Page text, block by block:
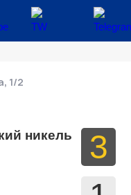
1/2
никель 3